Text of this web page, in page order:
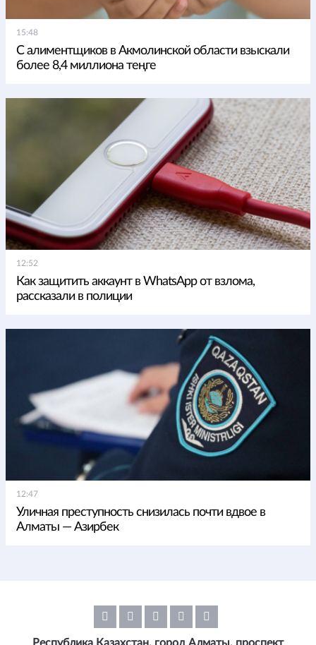
15:48
С алиментщиков в Акмолинской области взыскали
более 8,4 миллиона теңге
12:52
Как защитить аккаунт в WhatsApp от взлома,
рассказали в полиции
12:47
Уличная преступность снизилась почти вдвое в
Алматы — Азирбек